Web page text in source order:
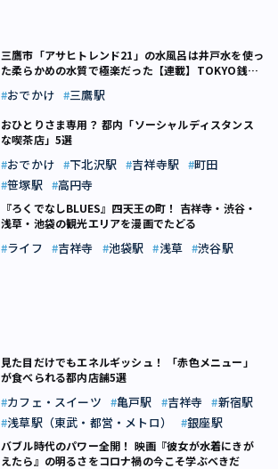
三鷹市「アサヒトレンド21」の水風呂は井戸水を使っ
た柔らかめの水質で極楽だった【連載】TOKYO銭湯
おでかけ 三鷹駅
おひとりさま専用？ 都内「ソーシャルディスタンス
な喫茶店」5選
おでかけ 下北沢駅 吉祥寺駅
町田
笹塚駅
高円寺
『ろくでなしBLUES』四天王の町！ 吉祥寺・渋谷・
浅草・池袋の観光エリアを漫画でたどる
ライフ 吉祥寺 池袋駅 浅草 渋谷駅
見た目だけでもエネルギッシュ！ 「赤色メニュー」
が食べられる都内店舗5選
カフェ・スイーツ 亀戸駅 吉祥寺
新宿駅
浅草駅（東武・都営・メトロ）
銀座駅
バブル時代のパワー全開！ 映画『彼女が水着にきが
えたら』の明るさをコロナ禍の今こそ学ぶべきだ